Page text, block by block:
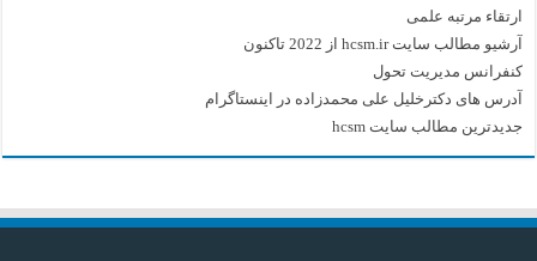
ارتقاء مرتبه علمی
آرشیو مطالب سایت hcsm.ir از 2022 تاکنون
کنفرانس مدیریت تحول
آدرس های دکترخلیل علی محمدزاده در اینستاگرام
جدیدترین مطالب سایت hcsm